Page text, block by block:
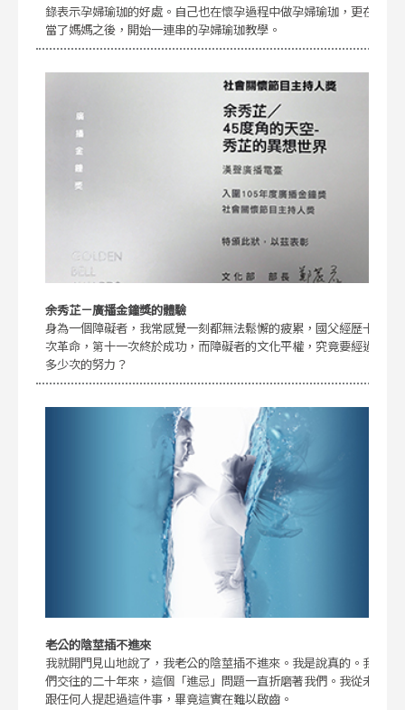
錄表示孕婦瑜珈的好處。自己也在懷孕過程中做孕婦瑜珈，更在
當了媽媽之後，開始一連串的孕婦瑜珈教學。
余秀芷－廣播金鐘獎的體驗
身為一個障礙者，我常感覺一刻都無法鬆懈的疲累，國父經歷十
次革命，第十一次終於成功，而障礙者的文化平權，究竟要經過
多少次的努力？
老公的陰莖插不進來
我就開門見山地說了，我老公的陰莖插不進來。我是說真的。我
們交往的二十年來，這個「進忌」問題一直折磨著我們。我從未
跟任何人提起過這件事，畢竟這實在難以啟齒。